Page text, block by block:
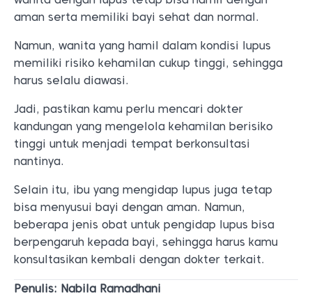
aman serta memiliki bayi sehat dan normal.
Namun, wanita yang hamil dalam kondisi lupus
memiliki risiko kehamilan cukup tinggi, sehingga
harus selalu diawasi.
Jadi, pastikan kamu perlu mencari dokter
kandungan yang mengelola kehamilan berisiko
tinggi untuk menjadi tempat berkonsultasi
nantinya.
Selain itu, ibu yang mengidap lupus juga tetap
bisa menyusui bayi dengan aman. Namun,
beberapa jenis obat untuk pengidap lupus bisa
berpengaruh kepada bayi, sehingga harus kamu
konsultasikan kembali dengan dokter terkait.
Penulis: Nabila Ramadhani